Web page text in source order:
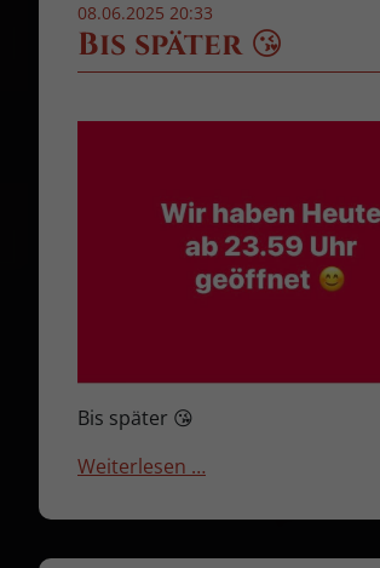
08.06.2025 20:33
Bis später 😘
Bis später 😘
Weiterlesen …